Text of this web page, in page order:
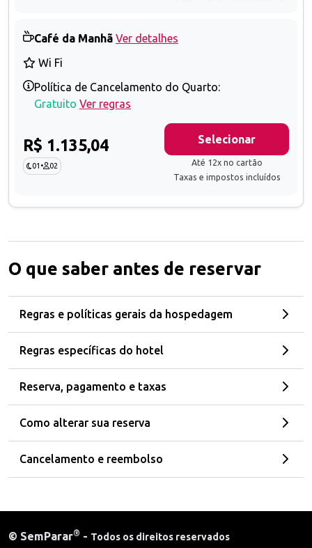
Café da Manhã Ver detalhes
Wi Fi
Política de Cancelamento do Quarto:
Gratuito Ver regras
R$ 1.135,04
01 • 02
Selecionar
Até 12x no cartão
Taxas e impostos incluídos
O que saber antes de reservar
Regras e políticas gerais da hospedagem
Regras específicas do hotel
Reserva, pagamento e taxas
Como alterar sua reserva
Cancelamento e reembolso
© SemParar® - Todos os direitos reservados